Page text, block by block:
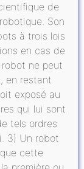
de
Son
à trois lois
en cas de
robot ne peut
en restant
exposé au
qui lui sont
tels ordres
3) Un robot
cette